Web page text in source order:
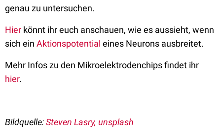
genau zu untersuchen.
Hier könnt ihr euch anschauen, wie es aussieht, wenn
sich ein Aktionspotential eines Neurons ausbreitet.
Mehr Infos zu den Mikroelektrodenchips findet ihr
hier.
Bildquelle:Steven Lasry, unsplash